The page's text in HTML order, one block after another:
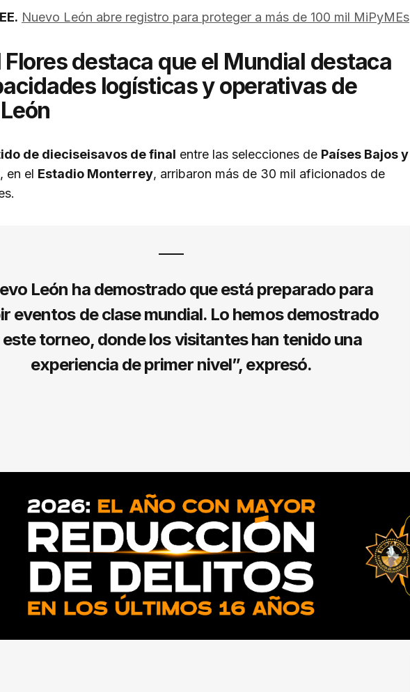
Nuevo León abre registro para proteger a más de 100 mil MiPyMEs
destaca que el Mundial destaca
logísticas y operativas de
de dieciseisavos de final entre las selecciones de Países Bajos y
, en el Estadio Monterrey, arribaron más de 30 mil aficionados de
León ha demostrado que está preparado para
eventos de clase mundial. Lo hemos demostrado
este torneo, donde los visitantes han tenido una
experiencia de primer nivel”, expresó.